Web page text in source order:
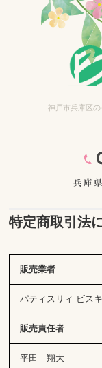
神戸市兵庫区の
特定商取引法
販売業者
パティスリィ ビス
販売責任者
平田 翔大